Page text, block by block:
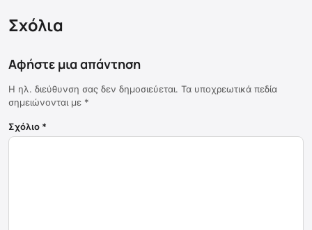
Σχόλια
Αφήστε μια απάντηση
Η ηλ. διεύθυνση σας δεν δημοσιεύεται. Τα υποχρεωτικά πεδία
σημειώνονται με *
Σχόλιο *